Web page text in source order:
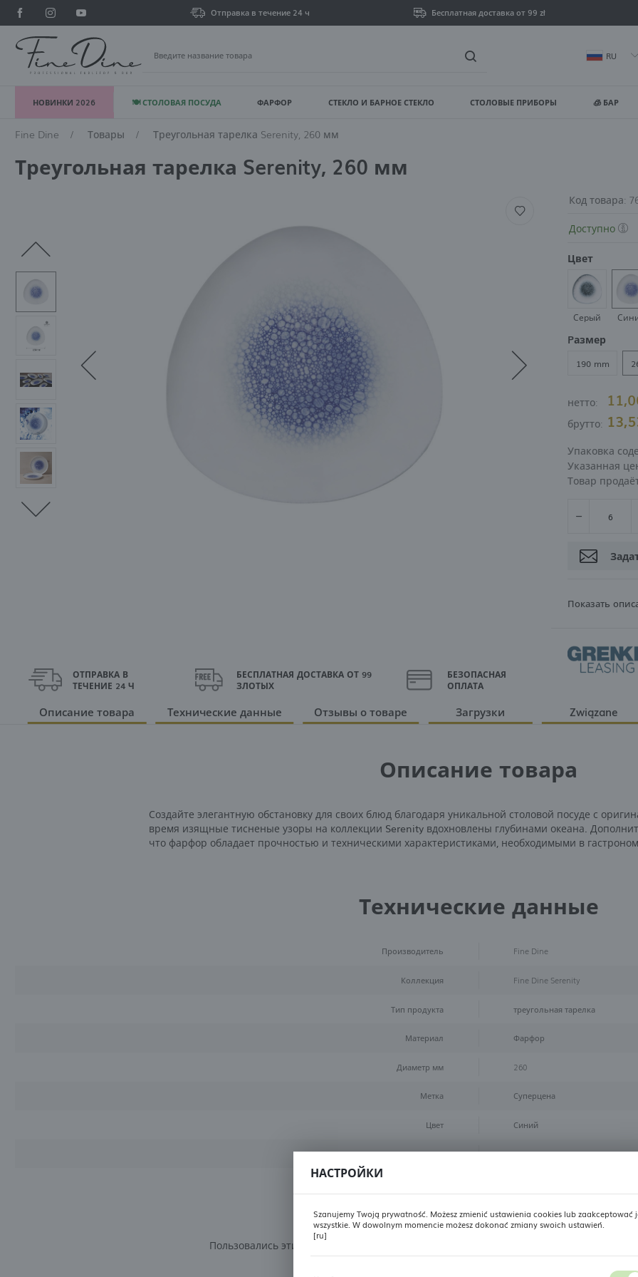
Отправка в течение 24 ч Бесплатная доставка от 99 zł
RU
Войти
ВОЙТИ
просмотр истории
нет необходимости
возможность
НОВИНКИ 2026 🍽 СТОЛОВАЯ ПОСУДА ФАРФОР СТЕКЛО И БАРНОЕ СТЕКЛО СТОЛОВЫЕ ПРИБОРЫ 🧊 БАР
Fine Dine Товары Треугольная тарелка Serenity, 260 мм
Треугольная тарелка Serenity, 260 мм
ОТПРАВКА В
ТЕЧЕНИЕ 24 Ч
БЕСПЛАТНАЯ ДОСТАВКА ОТ 99
ЗЛОТЫХ
БЕЗОПАСНАЯ
ОПЛАТА
Код товара:
Доступно
Цвет
Серый
Pазмер
190 mm
нетто:
брутто:
Упаковка
Указанная
Товар
Показать
Описание товара Технические данные Отзывы о товаре Загрузки Związane
Описание товара
Создайте элегантную обстановку для своих блюд благодаря уникальной столовой посуде с
время изящные тисненые узоры на коллекции Serenity вдохновлены глубинами океана.
что фарфор обладает прочностью и техническими характеристиками, необходимыми в
Технические данные
Производитель Fine Dine
Коллекция Fine Dine Serenity
Тип продукта треугольная тарелка
Материал Фарфор
Диаметр мм 260
Метка Суперцена
Цвет Синий
Размер 260 mm
Отзывы о товаре
Пользовались этим товаром? Мы стремимся стать лучше для вас,и ваше мнение
НАСТРОЙКИ
Szanujemy Twoją prywatność. Możesz zmienić ustawienia cookies lub zaakceptować
wszystkie. W dowolnym momencie możesz dokonać zmiany swoich ustawień.
[ru]
РЕГИОНАЛЬНЫЕ НАСТРОЙКИ